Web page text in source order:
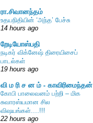
ரா.சிவானந்தம்
உதயநிதியின் ‘அந்த’ பேச்சு
14 hours ago
றேடியோஸ்பதி
நடிகர் விக்னேஷ் திரையிசைப்
பாடல்கள்
19 hours ago
வி ம ரி ச ன ம் - காவிரிமைந்தன்
கோபி பாலைவனம் பற்றி – மிக
சுவாரஸ்யமான சில
விஷயங்கள்….!!!
22 hours ago